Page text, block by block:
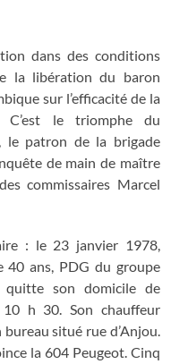
dans des conditions
la libération du baron
sur l’efficacité de la
C’est le triomphe du
le patron de la brigade
de main de maître
commissaires Marcel
: le 23 janvier 1978,
40 ans, PDG du groupe
quitte son domicile de
10 h 30. Son chauffeur
situé rue d’Anjou.
la 604 Peugeot. Cinq